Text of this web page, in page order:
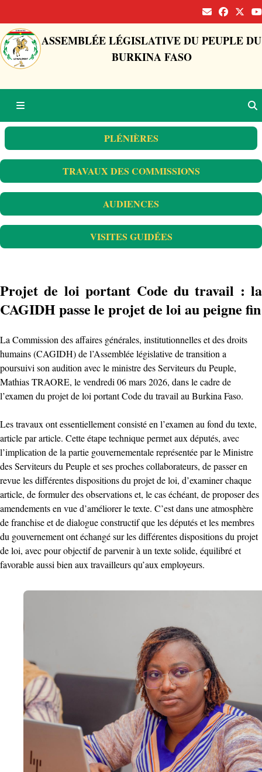
ASSEMBLÉE LÉGISLATIVE DU PEUPLE DU
BURKINA FASO
PLÉNIÈRES
TRAVAUX DES COMMISSIONS
AUDIENCES
VISITES GUIDÉES
Projet de loi portant Code du travail : la
CAGIDH passe le projet de loi au peigne fin
La Commission des affaires générales, institutionnelles et des droits
humains (CAGIDH) de l’Assemblée législative de transition a
poursuivi son audition avec le ministre des Serviteurs du Peuple,
Mathias TRAORE, le vendredi 06 mars 2026, dans le cadre de
l’examen du projet de loi portant Code du travail au Burkina Faso.
Les travaux ont essentiellement consisté en l’examen au fond du texte,
article par article. Cette étape technique permet aux députés, avec
l’implication de la partie gouvernementale représentée par le Ministre
des Serviteurs du Peuple et ses proches collaborateurs, de passer en
revue les différentes dispositions du projet de loi, d’examiner chaque
article, de formuler des observations et, le cas échéant, de proposer des
amendements en vue d’améliorer le texte. C’est dans une atmosphère
de franchise et de dialogue constructif que les députés et les membres
du gouvernement ont échangé sur les différentes dispositions du projet
de loi, avec pour objectif de parvenir à un texte solide, équilibré et
favorable aussi bien aux travailleurs qu’aux employeurs.